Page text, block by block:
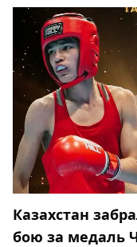
Казахстан
бою за медаль